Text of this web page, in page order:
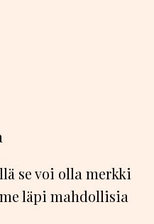
se voi olla merkki
läpi mahdollisia